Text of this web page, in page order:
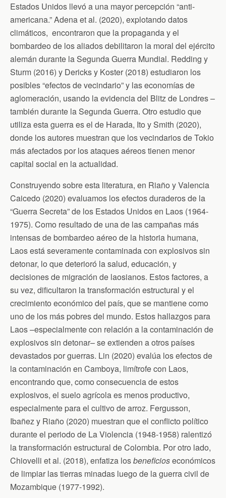
Estados Unidos llevó a una mayor percepción “anti-
americana.” Adena et al. (2020), explotando datos
climáticos, encontraron que la propaganda y el
bombardeo de los aliados debilitaron la moral del ejército
alemán durante la Segunda Guerra Mundial. Redding y
Sturm (2016) y Dericks y Koster (2018) estudiaron los
posibles “efectos de vecindario” y las economías de
aglomeración, usando la evidencia del Blitz de Londres –
también durante la Segunda Guerra. Otro estudio que
utiliza esta guerra es el de Harada, Ito y Smith (2020),
donde los autores muestran que los vecindarios de Tokio
más afectados por los ataques aéreos tienen menor
capital social en la actualidad.
Construyendo sobre esta literatura, en Riaño y Valencia
Caicedo (2020) evaluamos los efectos duraderos de la
“Guerra Secreta” de los Estados Unidos en Laos (1964-
1975). Como resultado de una de las campañas más
intensas de bombardeo aéreo de la historia humana,
Laos está severamente contaminada con explosivos sin
detonar, lo que deterioró la salud, educación, y
decisiones de migración de laosianos. Estos factores, a
su vez, dificultaron la transformación estructural y el
crecimiento económico del país, que se mantiene como
uno de los más pobres del mundo. Estos hallazgos para
Laos –especialmente con relación a la contaminación de
explosivos sin detonar– se extienden a otros países
devastados por guerras. Lin (2020) evalúa los efectos de
la contaminación en Camboya, limítrofe con Laos,
encontrando que, como consecuencia de estos
explosivos, el suelo agrícola es menos productivo,
especialmente para el cultivo de arroz. Fergusson,
Ibañez y Riaño (2020) muestran que el conflicto político
durante el periodo de La Violencia (1948-1958) ralentizó
la transformación estructural de Colombia. Por otro lado,
Chiovelli et al. (2018), enfatiza losbeneficioseconómicos
de limpiar las tierras minadas luego de la guerra civil de
Mozambique (1977-1992).